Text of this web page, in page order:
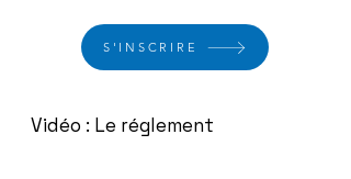
S'INSCRIRE
Vidéo : Le réglement